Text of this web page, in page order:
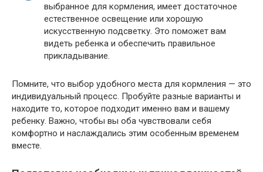
выбранное для кормления, имеет достаточное
естественное освещение или хорошую
искусственную подсветку. Это поможет вам
видеть ребенка и обеспечить правильное
прикладывание.
Помните, что выбор удобного места для кормления — это
индивидуальный процесс. Пробуйте разные варианты и
находите то, которое подходит именно вам и вашему
ребенку. Важно, чтобы вы оба чувствовали себя
комфортно и наслаждались этим особенным временем
вместе.